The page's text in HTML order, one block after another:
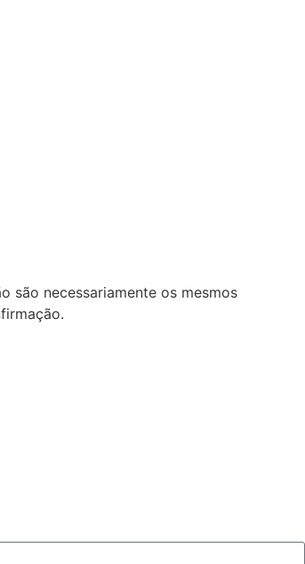
são necessariamente os mesmos